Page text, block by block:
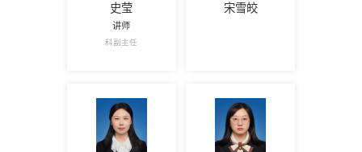
史莹
讲师
科副主任
宋雪皎